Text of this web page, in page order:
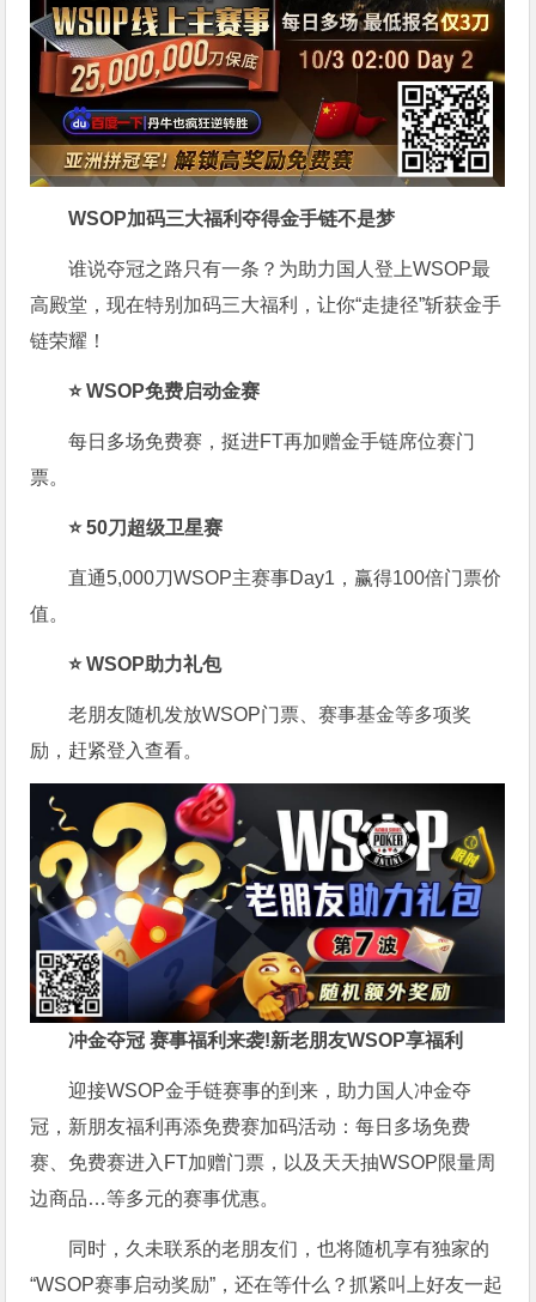
WSOP加码三大福利夺得金手链不是梦
谁说夺冠之路只有一条？为助力国人登上WSOP最
高殿堂，现在特别加码三大福利，让你“走捷径”斩获金手
链荣耀！
⭐ WSOP免费启动金赛
每日多场免费赛，挺进FT再加赠金手链席位赛门
票。
⭐ 50刀超级卫星赛
直通5,000刀WSOP主赛事Day1，赢得100倍门票价
值。
⭐ WSOP助力礼包
老朋友随机发放WSOP门票、赛事基金等多项奖
励，赶紧登入查看。
冲金夺冠 赛事福利来袭!新老朋友WSOP享福利
迎接WSOP金手链赛事的到来，助力国人冲金夺
冠，新朋友福利再添免费赛加码活动：每日多场免费
赛、免费赛进入FT加赠门票，以及天天抽WSOP限量周
边商品…等多元的赛事优惠。
同时，久未联系的老朋友们，也将随机享有独家的
“WSOP赛事启动奖励”，还在等什么？抓紧叫上好友一起